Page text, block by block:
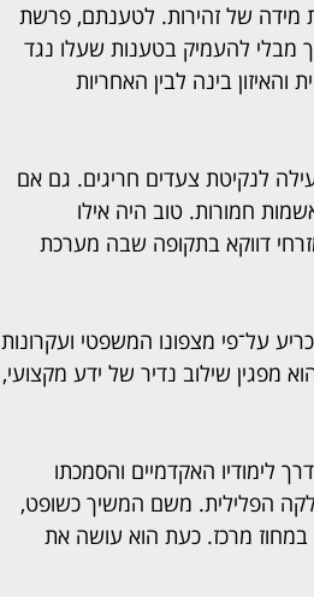
מידה של זהירות. לטענתם, פרשת
מבלי להעמיק בטענות שעלו נגד
בינה לבין האחריות
לנקיטת צעדים חריגים. גם אם
חמורות. טוב היה אילו
דווקא בתקופה שבה מערכת
על־פי מצפונו המשפטי ועקרונות
מפגין שילוב נדיר של ידע מקצועי,
לימודיו האקדמיים והסמכתו
הפלילית. משם המשיך כשופט,
משפט השלום במחוז מרכז. כעת הוא עושה את